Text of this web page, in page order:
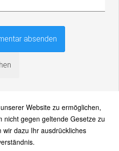
senden
Website zu ermöglichen,
nicht gegen geltende Gesetze zu
dazu Ihr ausdrückliches